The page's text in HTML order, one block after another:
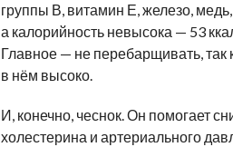
группы В, витамин Е, железо,
а калорийность невысока — 53
Главное — не перебарщивать, так
в нём высоко.
И, конечно, чеснок. Он помогает
холестерина и артериального